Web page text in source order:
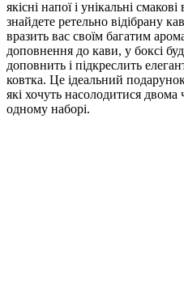
якісні напої і унікальні
знайдете ретельно відібрану
вразить вас своїм багатим
доповнення до кави, у боксі
доповнить і підкреслить
ковтка. Це ідеальний
які хочуть насолодитися
одному наборі.